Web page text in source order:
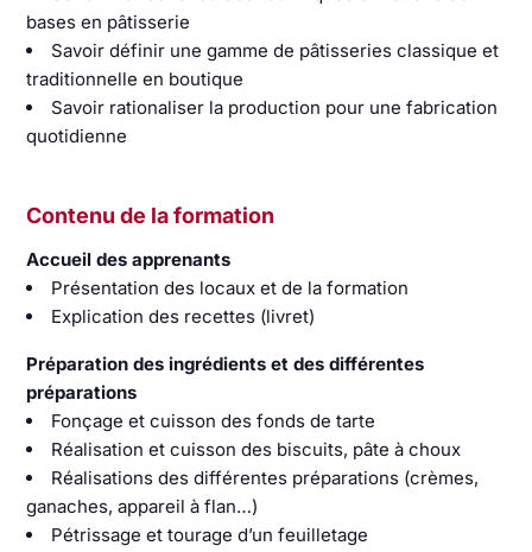
bases en pâtisserie
Savoir définir une gamme de pâtisseries classique et
traditionnelle en boutique
Savoir rationaliser la production pour une fabrication
quotidienne
Contenu de la formation
Accueil des apprenants
Présentation des locaux et de la formation
Explication des recettes (livret)
Préparation des ingrédients et des différentes
préparations
Fonçage et cuisson des fonds de tarte
Réalisation et cuisson des biscuits, pâte à choux
Réalisations des différentes préparations (crèmes,
ganaches, appareil à flan…)
Pétrissage et tourage d’un feuilletage